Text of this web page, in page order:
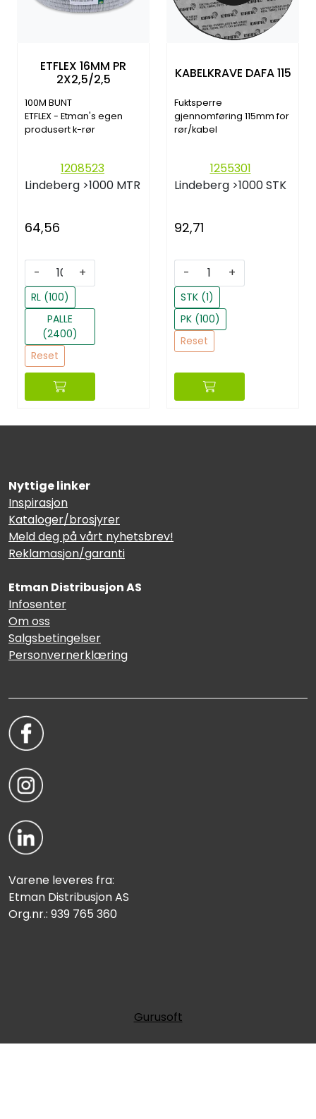
ETFLEX 16MM PR
2X2,5/2,5
100M BUNT
ETFLEX - Etman's egen
produsert k-rør
1208523
Lindeberg >1000 MTR
64,56
- +
RL (100)
PALLE
(2400)
Reset
KABELKRAVE DAFA 115
Fuktsperre
gjennomføring 115mm for
rør/kabel
1255301
Lindeberg >1000 STK
92,71
- +
STK (1)
PK (100)
Reset
Nyttige linker
Inspirasjon
Kataloger/brosjyrer
Meld deg på vårt nyhetsbrev!
Reklamasjon/garanti
Etman Distribusjon AS
Infosenter
Om oss
Salgsbetingelser
Personvernerklæring
Varene leveres fra:
Etman Distribusjon AS
Org.nr.: 939 765 360
Gurusoft